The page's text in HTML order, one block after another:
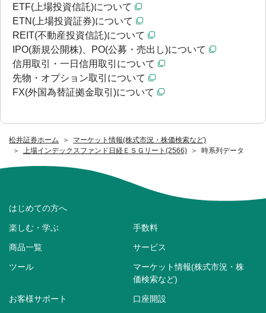
松井証券ホーム
マーケット情報(株式市況・株価検索など)
上場インデックスファンド日経ＥＳＧリート(2566)
時系列データ
ETF(上場投資信託)について
ETN(上場投資証券)について
REIT(不動産投資信託)について
IPO(新規公開株)、PO(公募・売出し)について
信用取引・一日信用取引について
先物・オプション取引について
FX(外国為替証拠金取引)について
はじめての方へ
楽しむ・学ぶ 手数料
商品一覧 サービス
ツール
マーケット情報(株式市況・株
価検索など)
お客様サポート 口座開設